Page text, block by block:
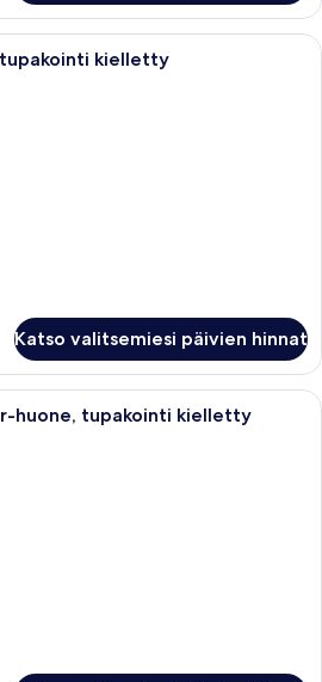
Hotellihuone, jossa on sänky,
tupakointi kielletty
Katso valitsemiesi päivien hinnat
Hotellihuone, jossa on sänky, tuoli,
huone, tupakointi kielletty